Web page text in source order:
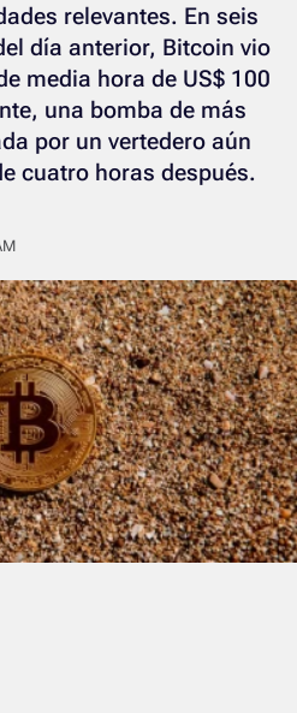
relevantes. En seis
día anterior, Bitcoin vio
media hora de US$ 100
una bomba de más
por un vertedero aún
cuatro horas después.